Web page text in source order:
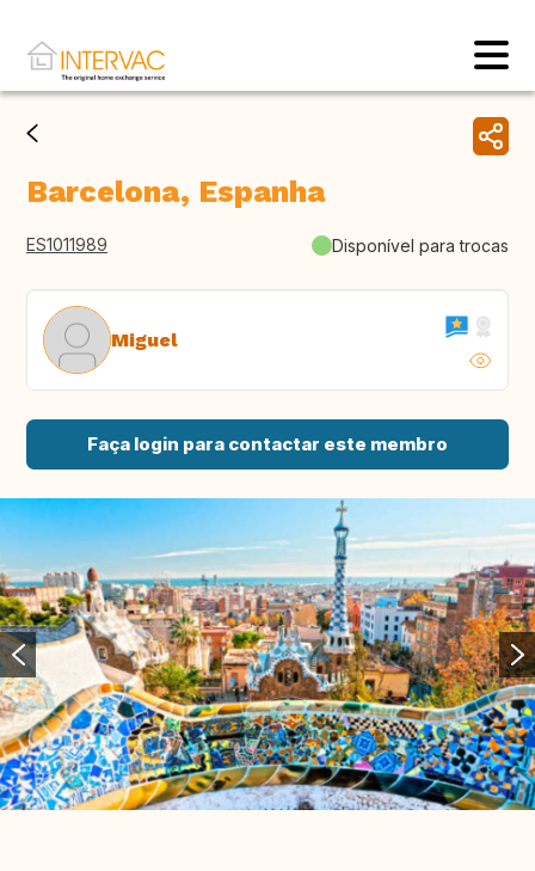
Barcelona, Espanha
ES1011989 Disponível para trocas
Miguel
Faça login para contactar este membro